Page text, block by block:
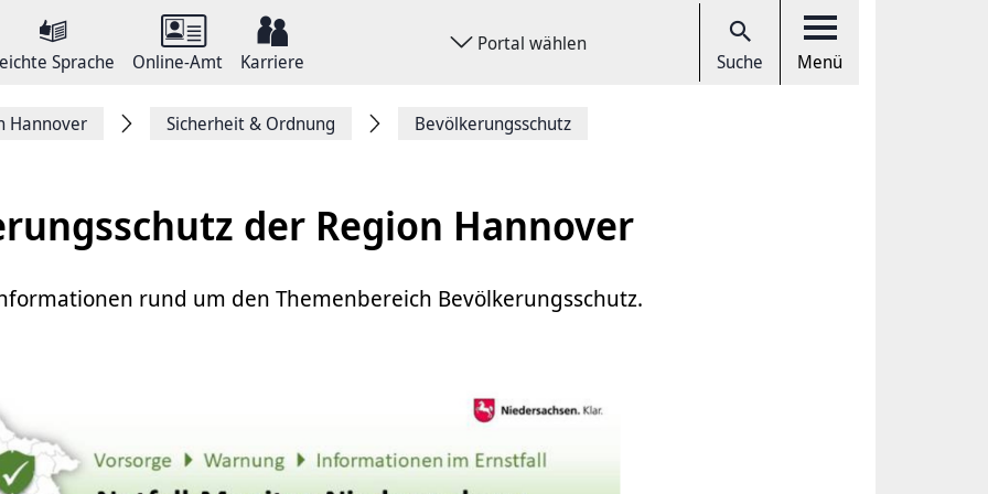
Sprache Online-Amt Karriere
Portal wählen
Suche Menü
Hannover Sicherheit & Ordnung Bevölkerungsschutz
der Region Hannover
rund um den Themenbereich Bevölkerungsschutz.